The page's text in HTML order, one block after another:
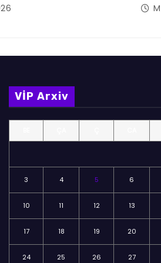
VİP Arxiv
3 4 5 6
10 11 12 13
17 18 19 20
24 25 26 27